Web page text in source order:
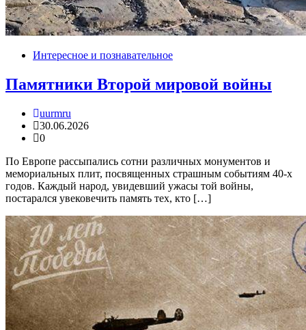
Интересное и познавательное
Памятники Второй мировой войны
uurmru
30.06.2026
0
По Европе рассыпались сотни различных монументов и
мемориальных плит, посвященных страшным событиям 40-х
годов. Каждый народ, увидевший ужасы той войны,
постарался увековечить память тех, кто […]